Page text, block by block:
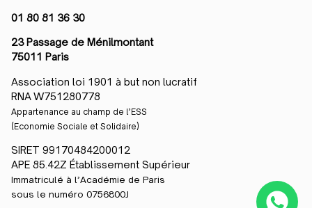
01 80 81 36 30
23 Passage de Ménilmontant
75011 Paris
Association loi 1901 à but non lucratif
RNA W751280778
Appartenance au champ de l’ESS
(Economie Sociale et Solidaire)
SIRET 99170484200012
APE 85.42Z Établissement Supérieur
Immatriculé à l’Académie de Paris
sous le numéro 0756800J